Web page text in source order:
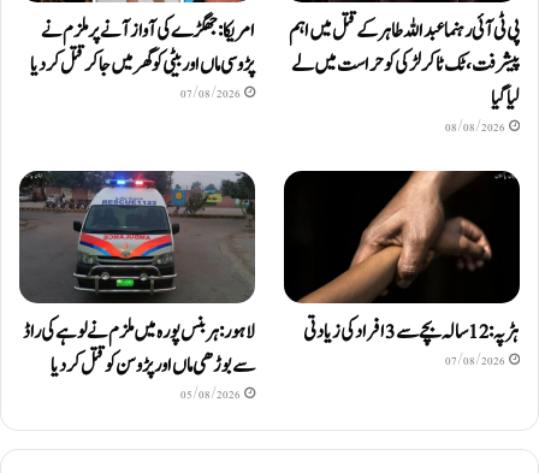
پی ٹی آئی رہنما عبداللہ طاہر کے قتل میں اہم
پیشرفت، ٹک ٹاکر لڑکی کو حراست میں لے
لیا گیا
08/08/2026
امریکا: جھگڑے کی آواز آنے پر ملزم نے
پڑوسی ماں اور بیٹی کو گھر میں جا کر قتل کر دیا
07/08/2026
ہڑپہ: 12 سالہ بچے سے 3 افراد کی زیادتی
07/08/2026
لاہور: ہربنس پورہ میں ملزم نے لوہے کی راڈ
سے بوڑھی ماں اور پڑوسن کو قتل کر دیا
05/08/2026